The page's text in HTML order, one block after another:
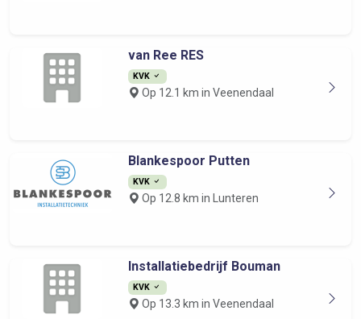
van Ree RES
KVK
Op 12.1 km in Veenendaal
Blankespoor Putten
KVK
Op 12.8 km in Lunteren
Installatiebedrijf Bouman
KVK
Op 13.3 km in Veenendaal